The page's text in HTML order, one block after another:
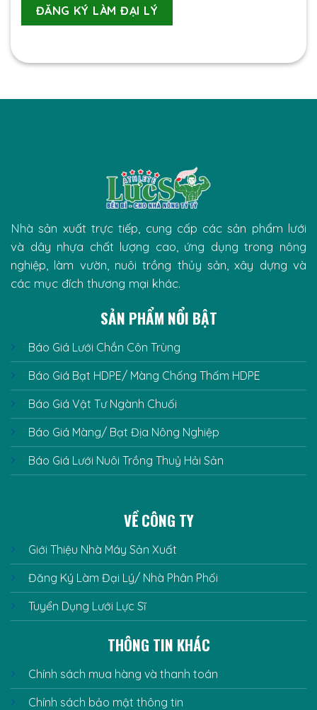
Nhà sản xuất trực tiếp, cung cấp các sản phẩm lưới
và dây nhựa chất lượng cao, ứng dụng trong nông
nghiệp, làm vườn, nuôi trồng thủy sản, xây dựng và
các mục đích thương mại khác.
SẢN PHẨM NỔI BẬT
Báo Giá Lưới Chắn Côn Trùng
Báo Giá Bạt HDPE/ Màng Chống Thấm HDPE
Báo Giá Vật Tư Ngành Chuối
Báo Giá Màng/ Bạt Địa Nông Nghiệp
Báo Giá Lưới Nuôi Trồng Thuỷ Hải Sản
VỀ CÔNG TY
Giới Thiệu Nhà Máy Sản Xuất
Đăng Ký Làm Đại Lý/ Nhà Phân Phối
Tuyển Dụng Lưới Lực Sĩ
THÔNG TIN KHÁC
Chính sách mua hàng và thanh toán
Chính sách bảo mật thông tin